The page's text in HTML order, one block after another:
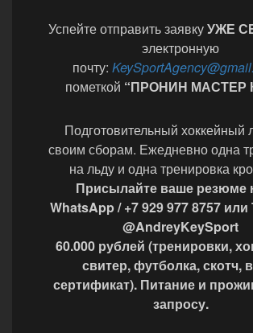
Успейте отправить заявкуУЖЕ
электронную
почту:
пометкой “ПРОНИН МАСТЕР
Подготовительный хоккейный
своим сборам. Ежедневно одна
на льду и одна тренировка
Присылайте ваше резюме
WhatsApp / +7 929 977 8757 или
@AndreyKeySport
60.000 рублей (тренировки,
свитер, футболка, скотч,
сертификат). Питание и
запросу.